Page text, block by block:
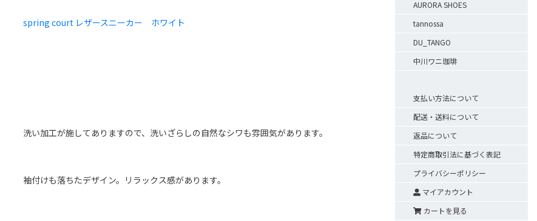
spring court レザースニーカー ホワイト
洗い加工が施してありますので、洗いざらしの自然なシワも雰囲気があります。
袖付けも落ちたデザイン。リラックス感があります。
AURORA SHOES
tannossa
DU_TANGO
中川ワニ珈琲
支払い方法について
配送・送料について
返品について
特定商取引法に基づく表記
プライバシーポリシー
マイアカウント
カートを見る